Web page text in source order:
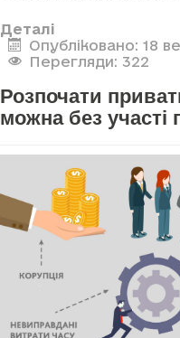
Деталі
Опубліковано: 18
Перегляди: 322
Розпочати
можна без участі